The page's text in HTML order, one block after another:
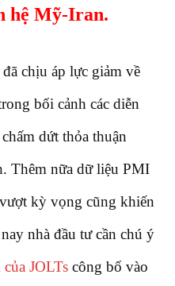
hệ Mỹ-Iran.
chịu áp lực giảm về
bối cảnh các diễn
dứt thỏa thuận
Thêm nữa dữ liệu PMI
kỳ vọng cũng khiến
nhà đầu tư cần chú ý
JOLTs công bố vào